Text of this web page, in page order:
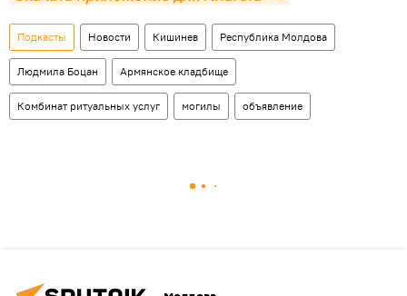
Подкасты Новости Кишинев Республика Молдова
Людмила Боцан Армянское кладбище
Комбинат ритуальных услуг могилы объявление